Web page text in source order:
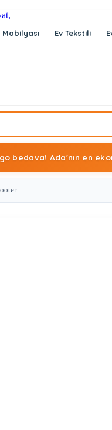
Ev Tekstili
bedava! Ada'nın en